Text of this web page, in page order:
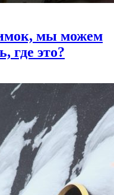
мы можем
где это?